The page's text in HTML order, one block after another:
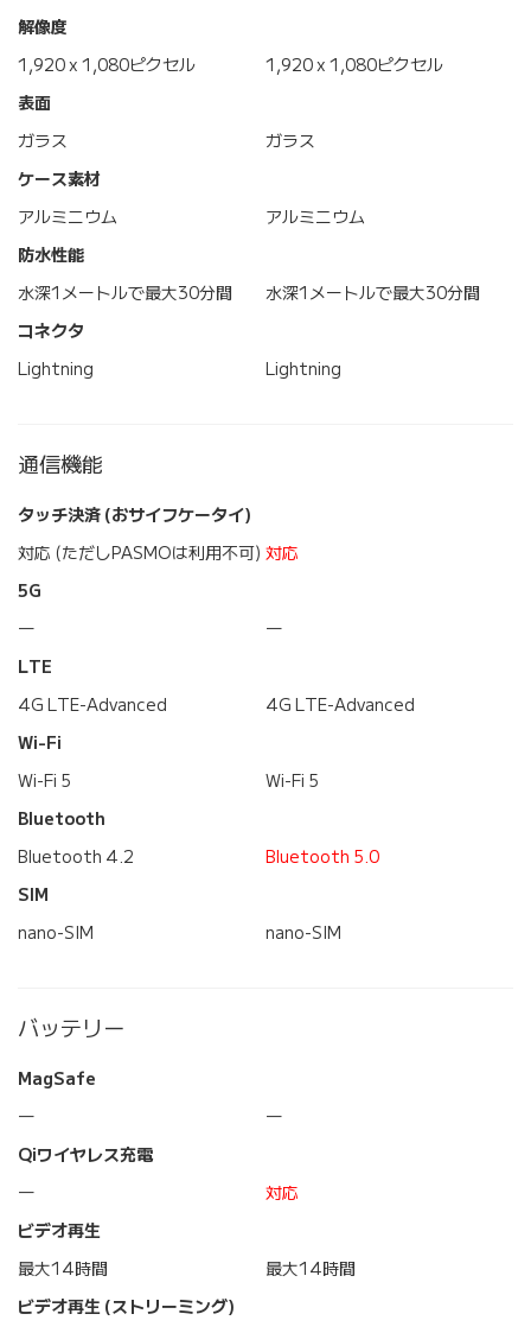
解像度
1,920 x 1,080ピクセル
1,920 x 1,080ピクセル
表面
ガラス
ガラス
ケース素材
アルミニウム
アルミニウム
防水性能
水深1メートルで最大30分間
水深1メートルで最大30分間
コネクタ
Lightning
Lightning
通信機能
タッチ決済 (おサイフケータイ)
対応 (ただしPASMOは利用不可) 対応
5G
―
―
LTE
4G LTE-Advanced
4G LTE-Advanced
Wi-Fi
Wi-Fi 5
Wi-Fi 5
Bluetooth
Bluetooth 4.2
Bluetooth 5.0
SIM
nano-SIM
nano-SIM
バッテリー
MagSafe
―
―
Qiワイヤレス充電
―
対応
ビデオ再生
最大14時間
最大14時間
ビデオ再生 (ストリーミング)